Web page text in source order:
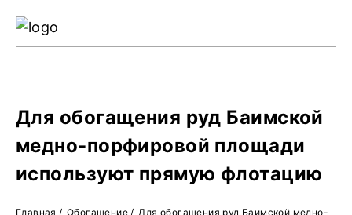
Для обогащения руд Баимской
медно-порфировой площади
используют прямую флотацию
Главная / Обогащение/ Для обогащения руд Баимской медно-